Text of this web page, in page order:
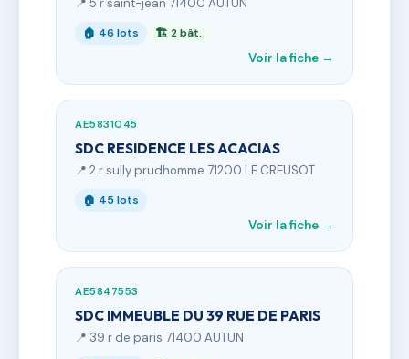
📍 5 r saint-jean 71400 AUTUN
🏠 46 lots 🏗 2 bât.
Voir la fiche →
AE5831045
SDC RESIDENCE LES ACACIAS
📍 2 r sully prudhomme 71200 LE CREUSOT
🏠 45 lots
Voir la fiche →
AE5847553
SDC IMMEUBLE DU 39 RUE DE PARIS
📍 39 r de paris 71400 AUTUN